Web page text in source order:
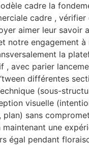
cadre la
cadre , vérifier
aimer leur savoir
notre engagement à
la
, avec parier
différentes
(sous-
visuelle
plan) sans
une
égal pendant